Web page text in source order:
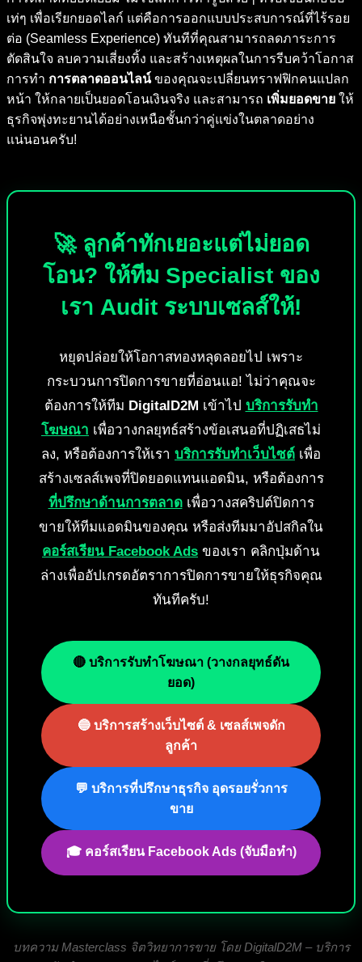
เท่ๆ เพื่อเรียกยอดไลก์ แต่คือการออกแบบประสบการณ์ที่ไร้รอย
ต่อ (Seamless Experience) ทันทีที่คุณสามารถลดภาระการ
ตัดสินใจ ลบความเสี่ยงทิ้ง และสร้างเหตุผลในการรีบคว้าโอกาส
การทำ การตลาดออนไลน์ของคุณจะเปลี่ยนทราฟฟิกคนแปลก
หน้า ให้กลายเป็นยอดโอนเงินจริง และสามารถ เพิ่มยอดขาย ให้
ธุรกิจพุ่งทะยานได้อย่างเหนือชั้นกว่าคู่แข่งในตลาดอย่าง
แน่นอนครับ!
🚀 ลูกค้าทักเยอะแต่ไม่ยอด
โอน? ให้ทีม Specialist ของ
เรา Audit ระบบเซลส์ให้!
หยุดปล่อยให้โอกาสทองหลุดลอยไป เพราะ
กระบวนการปิดการขายที่อ่อนแอ! ไม่ว่าคุณจะ
ต้องการให้ทีม DigitalD2M เข้าไป บริการรับทำ
โฆษณา เพื่อวางกลยุทธ์สร้างข้อเสนอที่ปฏิเสธไม่
ลง, หรือต้องการให้เรา บริการรับทำเว็บไซต์ เพื่อ
สร้างเซลส์เพจที่ปิดยอดแทนแอดมิน, หรือต้องการ
ที่ปรึกษาด้านการตลาดเพื่อวางสคริปต์ปิดการ
ขายให้ทีมแอดมินของคุณ หรือส่งทีมมาอัปสกิลใน
คอร์สเรียน Facebook Ads ของเรา คลิกปุ่มด้าน
ล่างเพื่ออัปเกรดอัตราการปิดการขายให้ธุรกิจคุณ
ทันทีครับ!
🔴 บริการรับทำโฆษณา (วางกลยุทธ์ดัน
ยอด)
🔵 บริการสร้างเว็บไซต์ & เซลส์เพจดัก
ลูกค้า
💬 บริการที่ปรึกษาธุรกิจ อุดรอยรั่วการ
ขาย
🎓 คอร์สเรียน Facebook Ads (จับมือทำ)
บทความ Masterclass จิตวิทยาการขาย โดย DigitalD2M – บริการ